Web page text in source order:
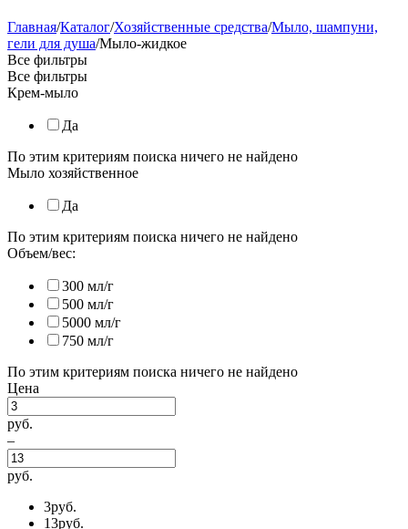
Главная/Каталог/Хозяйственные средства/Мыло, шампуни,
гели для душа/Мыло-жидкое
Все фильтры
Все фильтры
Крем-мыло
Да
По этим критериям поиска ничего не найдено
Мыло хозяйственное
Да
По этим критериям поиска ничего не найдено
Объем/вес:
300 мл/г
500 мл/г
5000 мл/г
750 мл/г
По этим критериям поиска ничего не найдено
Цена
руб.
–
руб.
3руб.
13руб.